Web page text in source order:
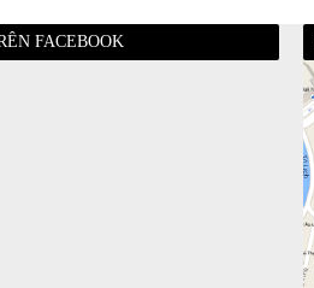
FACEBOOK